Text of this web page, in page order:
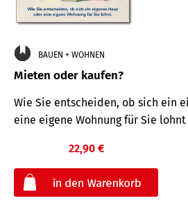
BAUEN + WOHNEN
Mieten oder kaufen?
Wie Sie entscheiden, ob sich ein
eine eigene Wohnung für Sie lohnt
22,90 €